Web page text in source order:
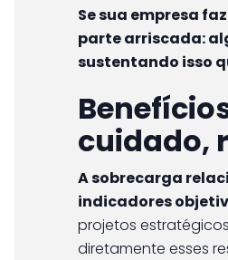
Se sua empresa
parte arriscada:
sustentando isso
cuidado,
A sobrecarga
indicadores
projetos
diretamente esses